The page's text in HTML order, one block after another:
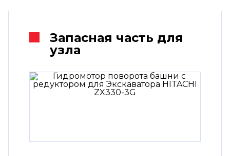
Запасная часть для
узла